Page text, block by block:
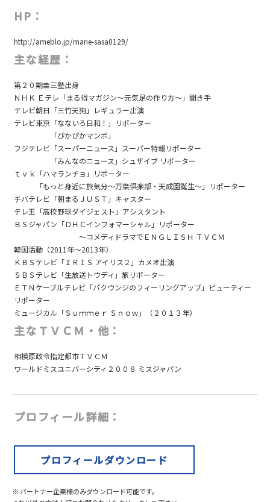
HP：
http://ameblo.jp/marie-sasa0129/
主な経歴：
第２０期圭三塾出身
ＮＨＫ Ｅテレ「まる得マガジン～元気足の作り方～」聞き手
テレビ朝日「三竹天狗」レギュラー出演
テレビ東京「なないろ日和！」リポーター
「ぴかぴかマンボ」
フジテレビ「スーパーニュース」スーパー特報リポーター
「みんなのニュース」シュザイブ リポーター
ｔｖｋ「ハマランチョ」リポーター
「もっと身近に旅気分～万葉倶楽部・天成園誕生～」リポーター
チバテレビ「朝まるＪＵＳＴ」キャスター
テレ玉「高校野球ダイジェスト」アシスタント
ＢＳジャパン「ＤＨＣインフォマーシャル」リポーター
～コメディドラマでＥＮＧＬＩＳＨ ＴＶＣＭ
韓国活動（2011年～2013年）
ＫＢＳテレビ「ＩＲＩＳ アイリス２」カメオ出演
ＳＢＳテレビ「生放送トウディ」旅リポーター
ＥＴＮケーブルテレビ「パクウンジのフィーリングアップ」ビューティー
リポーター
ミュージカル「Ｓｕｍｍｅｒ Ｓｎｏｗ」（２０１３年）
主なＴＶＣＭ・他：
相模原政令指定都市ＴＶＣＭ
ワールドミスユニバーシティ２００８ ミスジャパン
プロフィール詳細：
プロフィールダウンロード
※ パートナー企業様のみダウンロード可能です。